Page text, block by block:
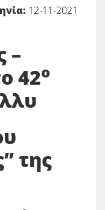
12-11-2021
–
42ο
της